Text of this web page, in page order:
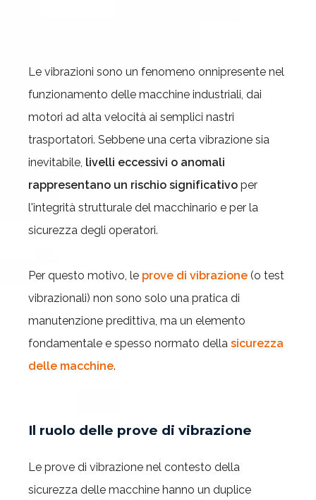
Le vibrazioni sono un fenomeno onnipresente nel
funzionamento delle macchine industriali, dai
motori ad alta velocità ai semplici nastri
trasportatori. Sebbene una certa vibrazione sia
inevitabile, livelli eccessivi o anomali
rappresentano un rischio significativo per
l'integrità strutturale del macchinario e per la
sicurezza degli operatori.
Per questo motivo, le prove di vibrazione (o test
vibrazionali) non sono solo una pratica di
manutenzione predittiva, ma un elemento
fondamentale e spesso normato della sicurezza
delle macchine.
Il ruolo delle prove di vibrazione
Le prove di vibrazione nel contesto della
sicurezza delle macchine hanno un duplice